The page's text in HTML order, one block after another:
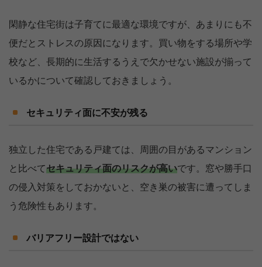
閑静な住宅街は子育てに最適な環境ですが、あまりにも不
便だとストレスの原因になります。買い物をする場所や学
校など、長期的に生活するうえで欠かせない施設が揃って
いるかについて確認しておきましょう。
セキュリティ面に不安が残る
独立した住宅である戸建ては、周囲の目があるマンション
と比べてセキュリティ面のリスクが高いです。窓や勝手口
の侵入対策をしておかないと、空き巣の被害に遭ってしま
う危険性もあります。
バリアフリー設計ではない